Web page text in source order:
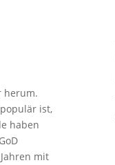
herum.
ist,
haben
mit